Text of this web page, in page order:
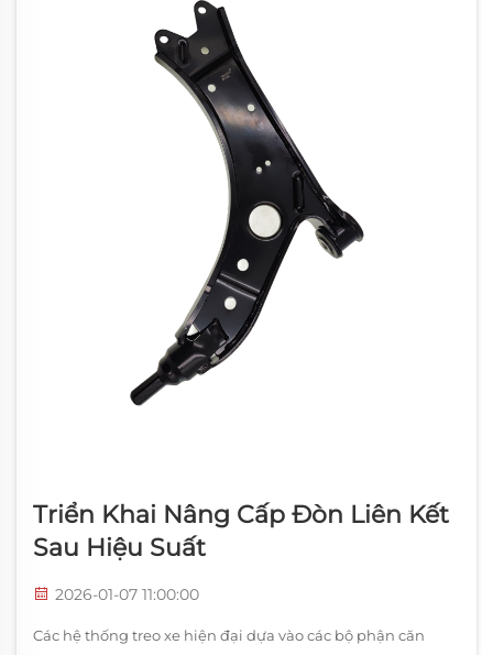
Triển Khai Nâng Cấp Đòn Liên Kết
Sau Hiệu Suất
2026-01-07 11:00:00
Các hệ thống treo xe hiện đại dựa vào các bộ phận căn